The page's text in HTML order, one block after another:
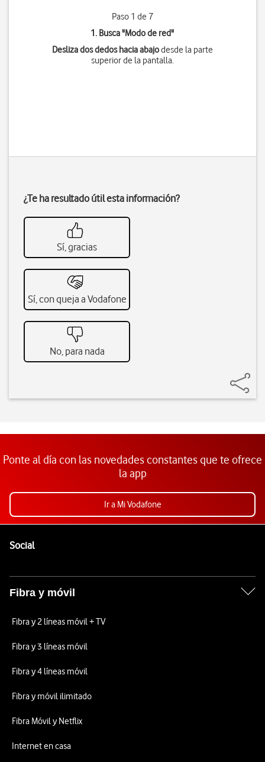
Paso 1 de 7
1. Busca "Modo de red"
Desliza dos dedos hacia abajodesde la parte
superior de la pantalla.
¿Te ha resultado útil esta información?
Sí, gracias
Sí, con queja a Vodafone
No, para nada
Ponte al día con las novedades constantes que te ofrece
la app
Ir a Mi Vodafone
SocialEnlaces a las redes sociales de Vodafone
Fibra y móvil
Fibra y 2 líneas móvil + TV
Fibra y 3 líneas móvil
Fibra y 4 líneas móvil
Fibra y móvil ilimitado
Fibra Móvil y Netflix
Internet en casa